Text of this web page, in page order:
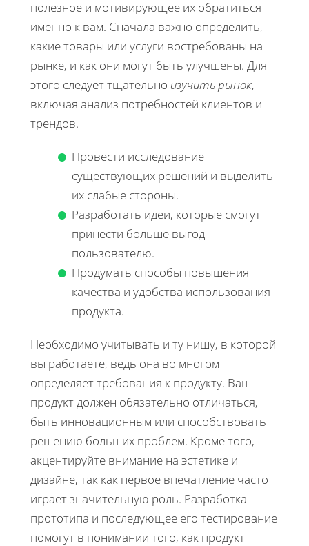
полезное и мотивирующее их обратиться
именно к вам. Сначала важно определить,
какие товары или услуги востребованы на
рынке, и как они могут быть улучшены. Для
этого следует тщательно изучить рынок,
включая анализ потребностей клиентов и
трендов.
Провести исследование
существующих решений и выделить
их слабые стороны.
Разработать идеи, которые смогут
принести больше выгод
пользователю.
Продумать способы повышения
качества и удобства использования
продукта.
Необходимо учитывать и ту нишу, в которой
вы работаете, ведь она во многом
определяет требования к продукту. Ваш
продукт должен обязательно отличаться,
быть инновационным или способствовать
решению больших проблем. Кроме того,
акцентируйте внимание на эстетике и
дизайне, так как первое впечатление часто
играет значительную роль. Разработка
прототипа и последующее его тестирование
помогут в понимании того, как продукт